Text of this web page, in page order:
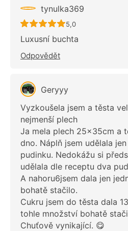
tynulka369
Recept ještě nebyl
5,0
Luxusní buchta
Odpovědět
Geryyy
Vyzkoušela jsem a těsta
nejmenší plech
Ja mela plech 25x35cm a
dno. Náplň jsem udělala
pudinku. Nedokážu si
udělala dle receptu dva
A nahoru6jsem dala jen
bohatě stačilo.
Cukru jsem do těsta dala
tohle množství bohatě
Chuťově vynikající. 😋